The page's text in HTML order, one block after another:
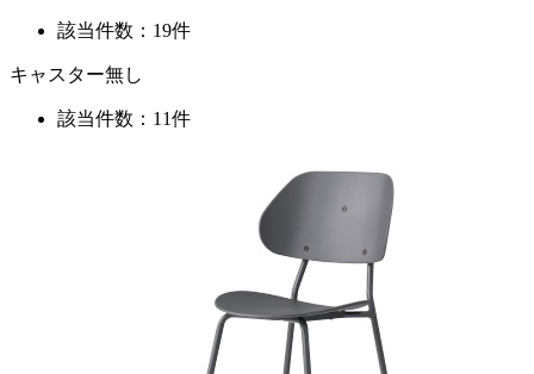
該当件数：19件
キャスター無し
該当件数：11件